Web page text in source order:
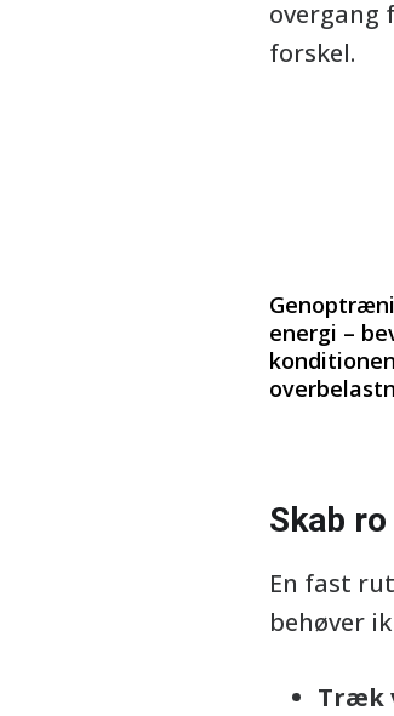
overgang
forskel.
energi –
Skab
En fast
behøver
Træk